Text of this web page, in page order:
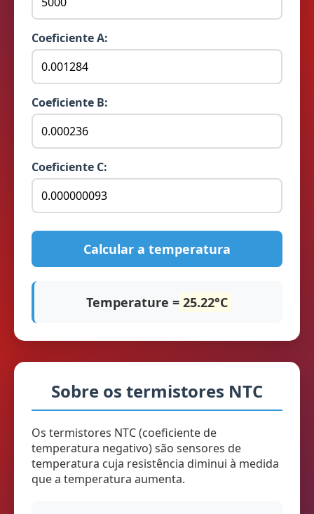
Coeficiente A:
Coeficiente B:
Coeficiente C:
Calcular a temperatura
Temperature = 25.22°C
Sobre os termistores NTC
Os termistores NTC (coeficiente de
temperatura negativo) são sensores de
temperatura cuja resistência diminui à medida
que a temperatura aumenta.